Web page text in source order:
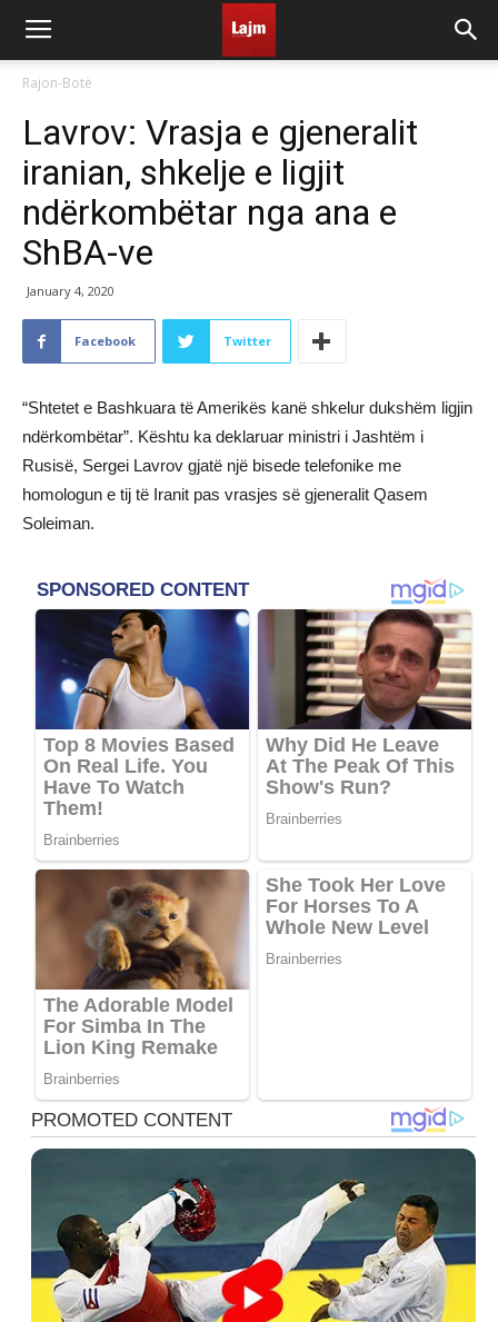
Rajon-Botë
Lavrov: Vrasja e gjeneralit
iranian, shkelje e ligjit
ndërkombëtar nga ana e
ShBA-ve
January 4, 2020
Facebook Twitter
“Shtetet e Bashkuara të Amerikës kanë shkelur dukshëm ligjin
ndërkombëtar”. Kështu ka deklaruar ministri i Jashtëm i
Rusisë, Sergei Lavrov gjatë një bisede telefonike me
homologun e tij të Iranit pas vrasjes së gjeneralit Qasem
Soleiman.